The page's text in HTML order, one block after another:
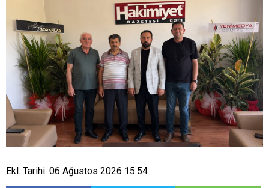
Ekl. Tarihi: 06 Ağustos 2026 15:54